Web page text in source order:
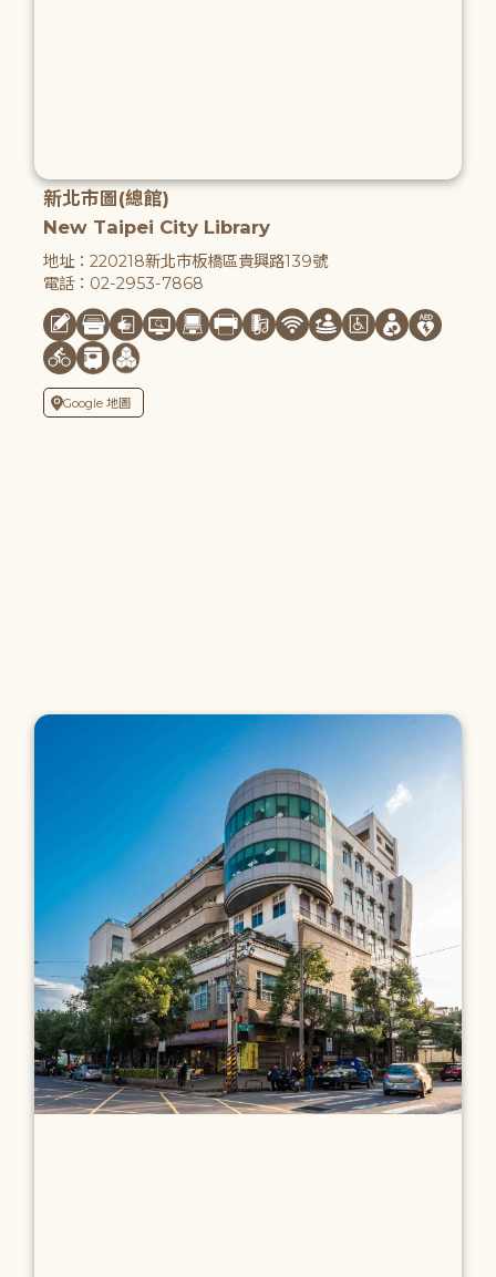
新北市圖(總館)
New Taipei City Library
地址：220218新北市板橋區貴興路139號
電話：02-2953-7868
Google 地圖